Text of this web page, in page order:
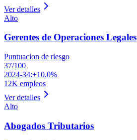
Ver detalles
Alto
Gerentes de Operaciones Legales
Puntuacion de riesgo
37/100
2024-34:+10.0%
12K empleos
Ver detalles
Alto
Abogados Tributarios